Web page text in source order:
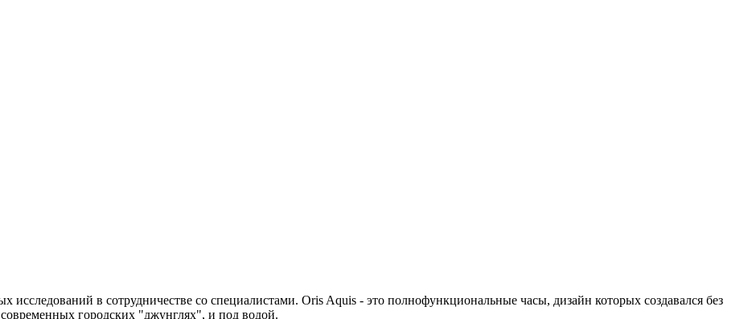
исследований в сотрудничестве со специалистами. Oris Aquis - это полнофункциональные часы, дизайн которых создавался без
городских "джунглях", и под водой.